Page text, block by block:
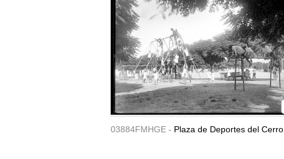
03884FMHGE - Plaza de Deportes del Cerro.